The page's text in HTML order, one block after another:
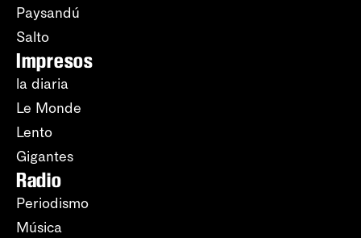
Paysandú
Salto
Impresos
la diaria
Le Monde
Lento
Gigantes
Radio
Periodismo
Música